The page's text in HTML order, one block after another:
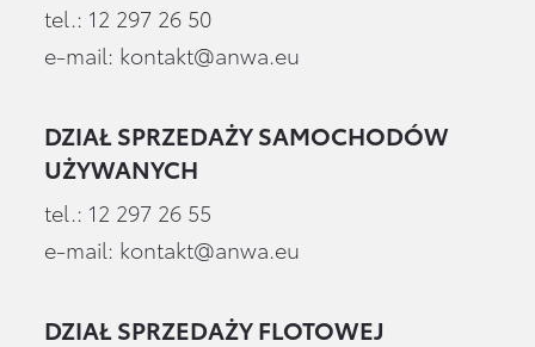
tel.: 12 297 26 50
e-mail: kontakt@anwa.eu
DZIAŁ SPRZEDAŻY SAMOCHODÓW
UŻYWANYCH
tel.: 12 297 26 55
e-mail: kontakt@anwa.eu
DZIAŁ SPRZEDAŻY FLOTOWEJ